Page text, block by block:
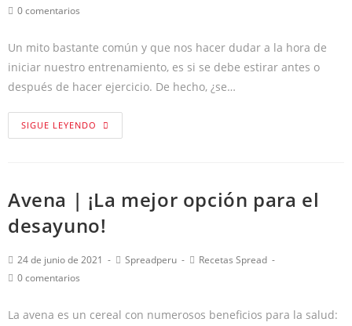
0 comentarios
Un mito bastante común y que nos hacer dudar a la hora de
iniciar nuestro entrenamiento, es si se debe estirar antes o
después de hacer ejercicio. De hecho, ¿se…
SIGUE LEYENDO
Avena | ¡La mejor opción para el
desayuno!
24 de junio de 2021 Spreadperu
Recetas Spread
0 comentarios
La avena es un cereal con numerosos beneficios para la salud: